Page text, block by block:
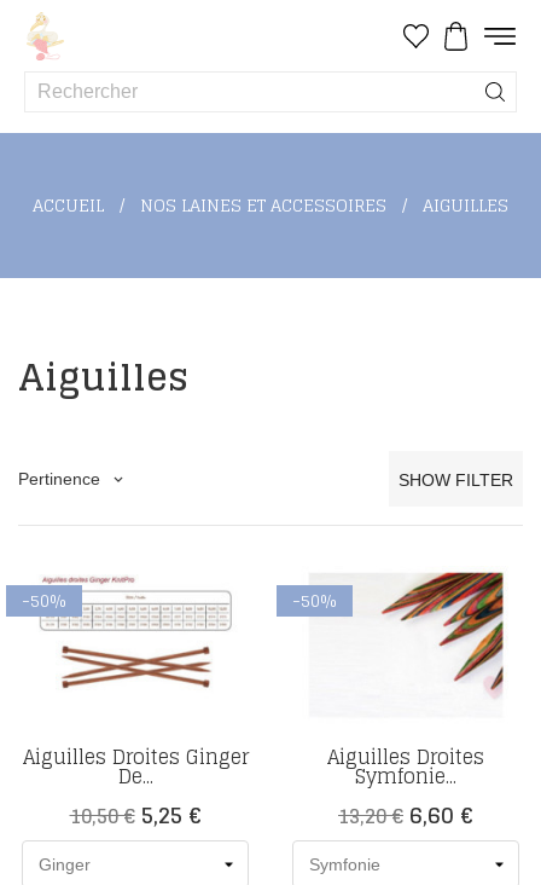
ACCUEIL NOS LAINES ET ACCESSOIRES AIGUILLES
Aiguilles
Pertinence keyboard_arrow_down SHOW FILTER
Aiguilles Droites Ginger
De...
Prix
de
base
10,50 € Prix
5,25 €
-50%
Aiguilles Droites
Symfonie...
Prix
de
base
13,20 € Prix
6,60 €
-50%